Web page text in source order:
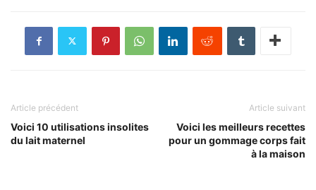
Article précédent
Voici 10 utilisations insolites
du lait maternel
Article suivant
Voici les meilleurs recettes
pour un gommage corps fait
à la maison